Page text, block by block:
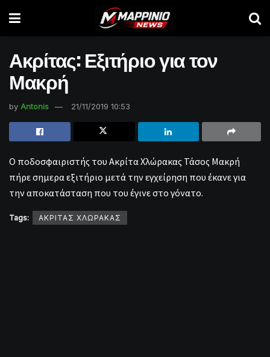
Ακρίτας: Εξιτήριο για τον
Μακρή
by Antonis 21/11/2019 10:53
Ο ποδοσφαιριστής του Ακρίτα Χλώρακας Τάσος Μακρή
πήρε σημερα εξιτήριο μετά την εγχείρηση που έκανε για
την αποκατάσταση που του έγινε στο γόνατο.
Tags: ΑΚΡΙΤΑΣ ΧΛΩΡΑΚΑΣ